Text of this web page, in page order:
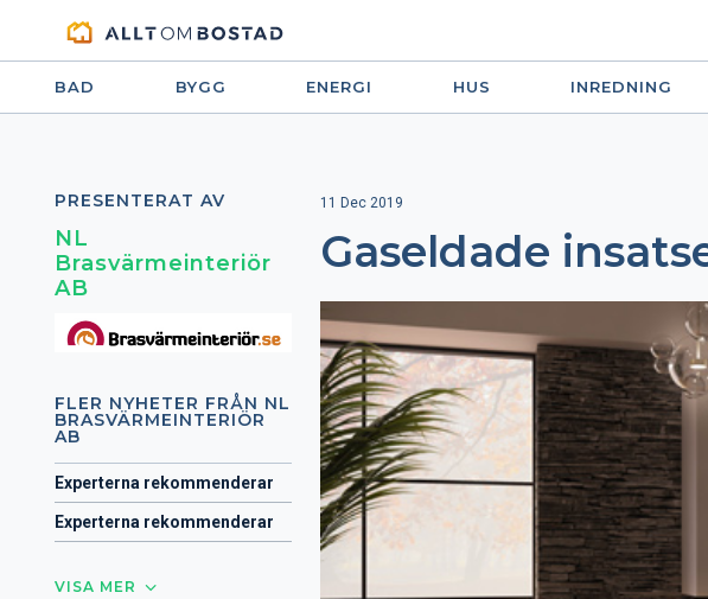
BAD BYGG ENERGI HUS INREDNING
11 Dec 2019
Gaseldade
PRESENTERAT AV
NL
Brasvärmeinteriör
AB
FLER NYHETER FRÅN NL
BRASVÄRMEINTERIÖR
AB
Experterna rekommenderar
Experterna rekommenderar
VISA MER